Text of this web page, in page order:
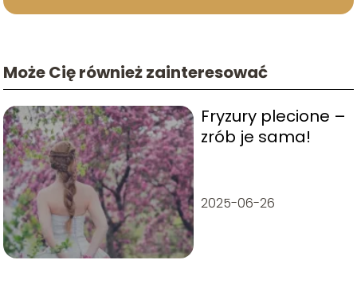
Może Cię również zainteresować
Fryzury plecione –
zrób je sama!
2025-06-26